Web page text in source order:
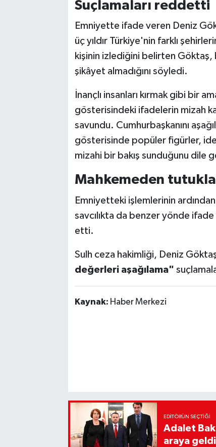
Suçlamaları reddetti
Emniyette ifade veren Deniz
üç yıldır Türkiye'nin farklı
kişinin izlediğini belirten
şikâyet almadığını söyledi.
İnançlı insanları kırmak gibi bir
gösterisindeki ifadelerin mizah
savundu. Cumhurbaşkanını
gösterisinde popüler figürler,
mizahi bir bakış sunduğunu dile
Mahkemeden
Emniyetteki işlemlerinin
savcılıkta da benzer yönde ifade
etti.
Sulh ceza hakimliği, Deniz
değerleri aşağılama"
Kaynak: Haber Merkezi
EDITÖRÜN SEÇTIĞI
Adalet
araya geldi